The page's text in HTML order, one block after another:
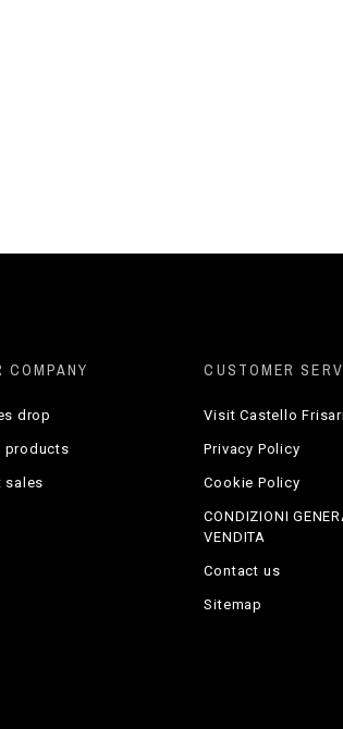
COMPANY
drop
products
sales
CUSTOMER
Visit Castello
Privacy Policy
Cookie Policy
CONDIZIONI
VENDITA
Contact us
Sitemap